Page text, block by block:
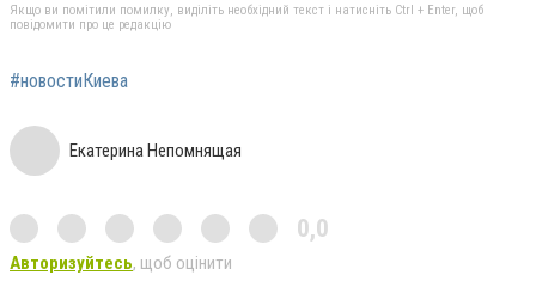
Якщо ви помітили помилку, виділіть необхідний текст і натисніть Ctrl + Enter, щоб
повідомити про це редакцію
#новостиКиева
Екатерина Непомнящая
0,0
Авторизуйтесь, щоб оцінити